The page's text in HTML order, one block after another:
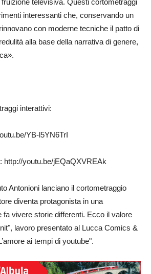
televisiva. Questi cortometraggi
interessanti che, conservando un
con moderne tecniche il patto di
alla base della narrativa di genere,
interattivi:
YB-l5YN6TrI
http://youtu.be/jEQaQXVREAk
Antonioni lanciano il cortometraggio
diventa protagonista in una
fa vivere storie differenti. Ecco il valore
lavoro presentato al Lucca Comics &
ai tempi di youtube".